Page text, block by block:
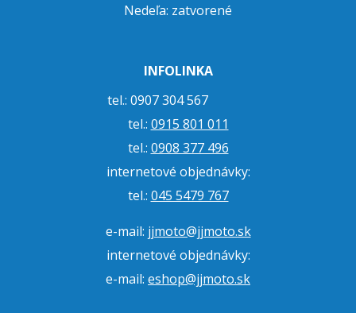
Nedeľa: zatvorené
INFOLINKA
tel.: 0907 304 567
tel.: 0915 801 011
tel.: 0908 377 496
internetové objednávky:
tel.: 045 5479 767
e-mail: jjmoto@jjmoto.sk
internetové objednávky:
e-mail: eshop@jjmoto.sk